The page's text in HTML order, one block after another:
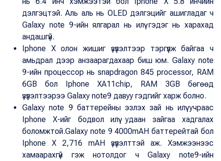
дэлгэцтэй. Аль аль нь OLED дэлгэцийг ашигладаг ч
Galaxy note 9-ийн ялгарал нь илүү гэдэг нь харахад
андашгүй.
Iphone X олон жишиг үзүүлэлтээр тэргүүлж байгаа ч
амьдрал дээр анзаарагдахаар биш юм. Galaxy note
9-ийн процессор нь snapdragon 845 processor, RAM
6GB бол Iphone XA11chip, RAM 3GB бөгөөд
үзүүлэлтээрээ Galaxy note9 давуу гэдгийг харж болно.
Galaxy note 9 баттерейны эзлэх зай нь илүү учраас
Iphone X-ийг бодвол илүү удаан зайгаа хадгалах
боломжтой.Galaxy note 9 4000mAH баттерейтай бол
Iphone X 2,716 mAH үзүүлэлттэй аж. Хэмжээнээс
хамаарахгүй гэж нотолдог ч Galaxy note9-ийн